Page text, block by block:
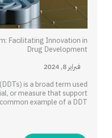
Facilitating Innovation in
Drug Development
فبراير 8, 2024
is a broad term used
or measure that support
example of a DDT…